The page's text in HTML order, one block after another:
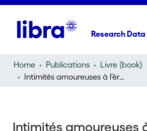
Research Data
Home Publications
Livre (book)
Intimités amoureuses à l’ère du numérique - Le cas des relations nouées dans les mondes sociaux en ligne
Intimités amoureuses